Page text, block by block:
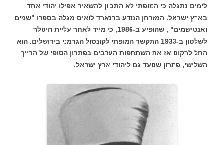
לימים נתגלה כי המופתי לא התכוון להשאיר אפילו יהודי אחד
בארץ ישראל. המזרחן הנודע ברנארד לואיס מגלה בספרו "שמים
ואנטישמים" , שהופיע ב-1986, כי מייד לאחר עליית היטלר
לשלטון ב-1933 התקשר המופתי לקונסול הגרמני בירושלים. הוא
החל לרקום אז את השתתפות הערבים בפתרון הסופי של הרייך
השלישי, פתרון שנועד גם ליהודי ארץ ישראל.